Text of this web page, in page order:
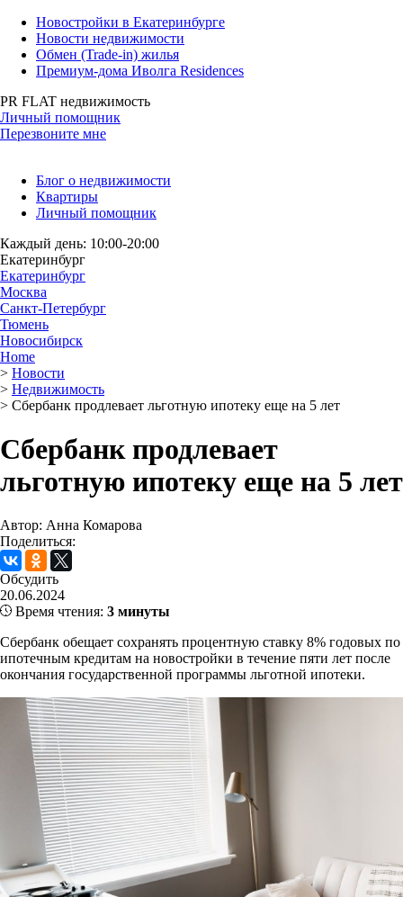
Новостройки в Екатеринбурге
Новости недвижимости
Обмен (Trade-in) жилья
Премиум-дома Иволга Residences
PR FLAT недвижимость
Личный помощник
Перезвоните мне
Блог о недвижимости
Квартиры
Личный помощник
Каждый день: 10:00-20:00
Екатеринбург
Екатеринбург
Москва
Санкт-Петербург
Тюмень
Новосибирск
Home
> Новости
> Недвижимость
> Сбербанк продлевает льготную ипотеку еще на 5 лет
Сбербанк продлевает
льготную ипотеку еще на 5 лет
Автор: Анна Комарова
Поделиться:
Обсудить
20.06.2024
Время чтения: 3 минуты
Сбербанк обещает сохранять процентную ставку 8% годовых по
ипотечным кредитам на новостройки в течение пяти лет после
окончания государственной программы льготной ипотеки.